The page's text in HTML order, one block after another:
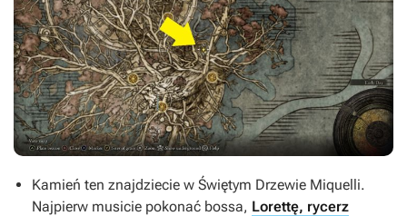
Kamień ten znajdziecie w Świętym Drzewie Miquelli.
Najpierw musicie pokonać bossa, Lorettę, rycerz